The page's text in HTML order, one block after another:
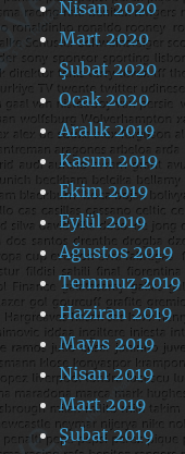
Nisan 2020
Mart 2020
Şubat 2020
Ocak 2020
Aralık 2019
Kasım 2019
Ekim 2019
Eylül 2019
Ağustos 2019
Temmuz 2019
Haziran 2019
Mayıs 2019
Nisan 2019
Mart 2019
Şubat 2019